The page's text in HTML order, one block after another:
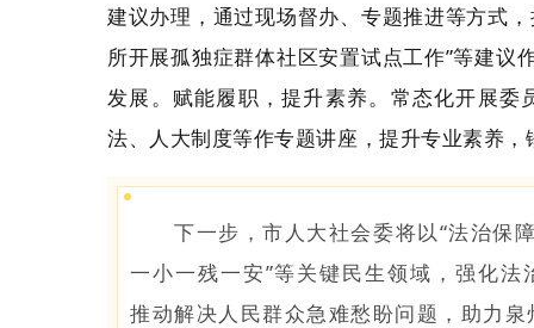
建议办理，通过现场督办、专题推进等方式
所开展孤独症群体社区安置试点工作”等建
发展。赋能履职，提升素养。常态化开展
法、人大制度等作专题讲座，提升专业素养
下一步，市人大社会委将以“法治保
一小一残一安”等关键民生领域，强化
推动解决人民群众急难愁盼问题，助力